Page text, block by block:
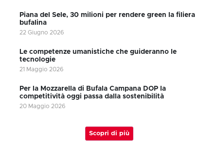
Piana del Sele, 30 milioni per rendere green la filiera
bufalina
22 Giugno 2026
Le competenze umanistiche che guideranno le
tecnologie
21 Maggio 2026
Per la Mozzarella di Bufala Campana DOP la
competitività oggi passa dalla sostenibilità
20 Maggio 2026
Scopri di più